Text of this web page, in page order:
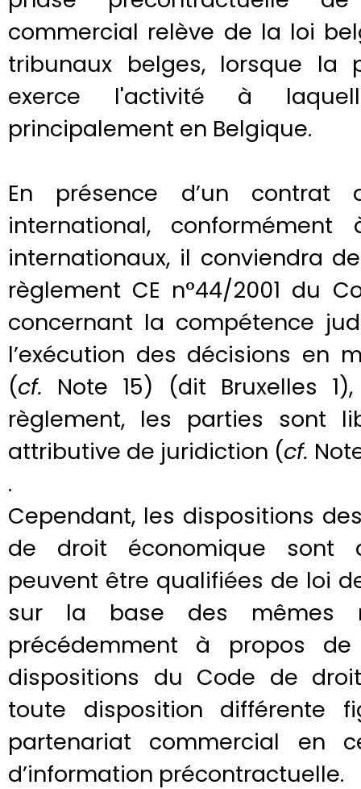
commercial relève de la loi
tribunaux belges, lorsque la
exerce l'activité à
principalement en Belgique.
En présence d’un contrat
international,
internationaux, il conviendra
règlement CE n°44/2001 du
concernant la compétence
l’exécution des décisions en
(cf. Note 15) (dit Bruxelles
règlement, les parties sont
attributive de juridiction (cf.
.
Cependant, les dispositions
de droit économique sont
peuvent être qualifiées de loi
sur la base des mêmes
précédemment à propos
dispositions du Code de
toute disposition différente
partenariat commercial en
d’information précontractuelle.